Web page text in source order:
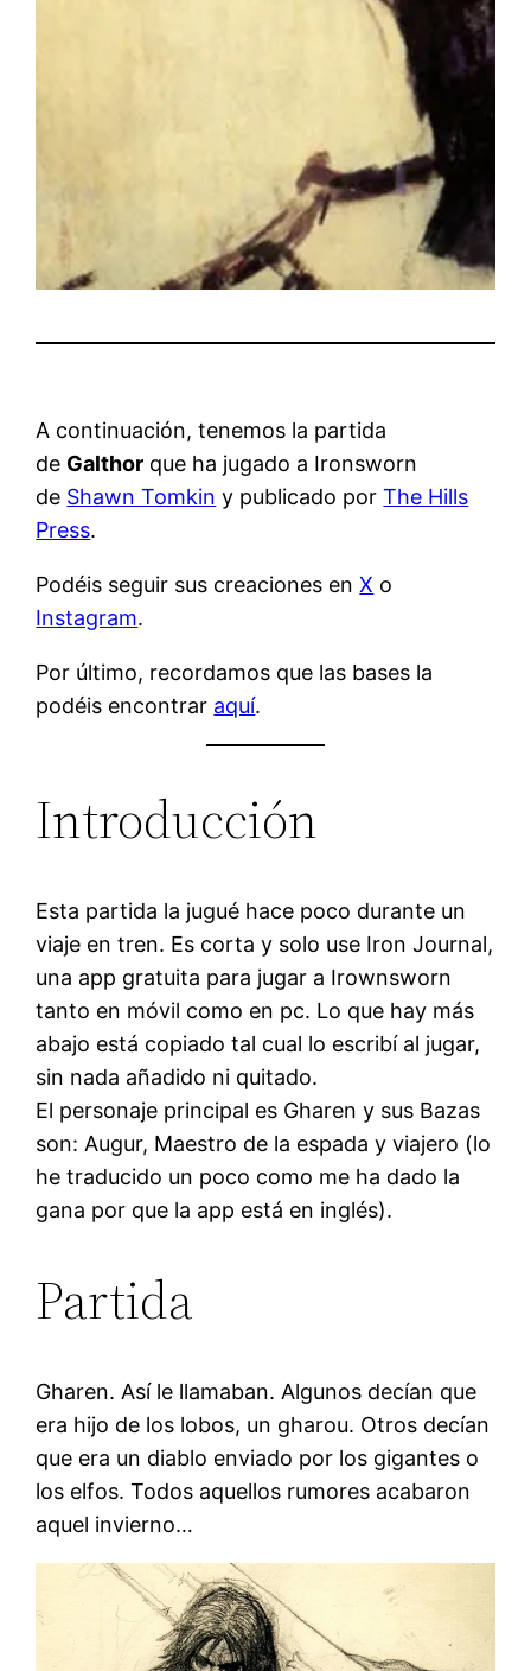
A continuación, tenemos la partida
de Galthor que ha jugado a Ironsworn
de Shawn Tomkin y publicado porThe Hills
Press.
Podéis seguir sus creaciones enX o
Instagram.
Por último, recordamos que las bases la
podéis encontrar aquí.
Introducción
Esta partida la jugué hace poco durante un
viaje en tren. Es corta y solo use Iron Journal,
una app gratuita para jugar a Irownsworn
tanto en móvil como en pc. Lo que hay más
abajo está copiado tal cual lo escribí al jugar,
sin nada añadido ni quitado.
El personaje principal es Gharen y sus Bazas
son: Augur, Maestro de la espada y viajero (lo
he traducido un poco como me ha dado la
gana por que la app está en inglés).
Partida
Gharen. Así le llamaban. Algunos decían que
era hijo de los lobos, un gharou. Otros decían
que era un diablo enviado por los gigantes o
los elfos. Todos aquellos rumores acabaron
aquel invierno…